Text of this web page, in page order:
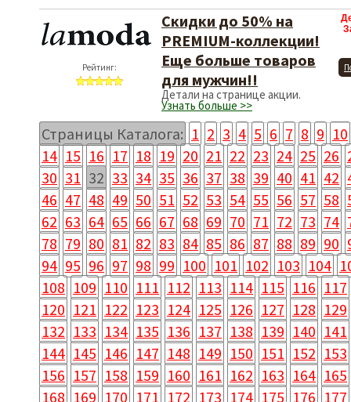
Рейтинг:
Скидки до 50% на
PREMIUM-коллекции!
Еще больше товаров
для мужчин!!
Детали на странице акции.
Узнать больше >>
Страницы Каталога: 1 2 3 4 5 6 7 8 9 10
14 15 16 17 18 19 20 21 22 23 24 25 26
30 31 32 33 34 35 36 37 38 39 40 41 42
46 47 48 49 50 51 52 53 54 55 56 57 58
62 63 64 65 66 67 68 69 70 71 72 73 74
78 79 80 81 82 83 84 85 86 87 88 89 90
94 95 96 97 98 99 100 101 102 103 104
108 109 110 111 112 113 114 115 116 117
120 121 122 123 124 125 126 127 128 129
132 133 134 135 136 137 138 139 140 141
144 145 146 147 148 149 150 151 152 153
156 157 158 159 160 161 162 163 164 165
168 169 170 171 172 173 174 175 176 177